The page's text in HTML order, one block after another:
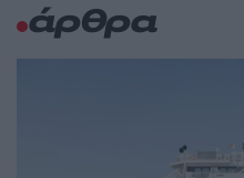
άρθρα